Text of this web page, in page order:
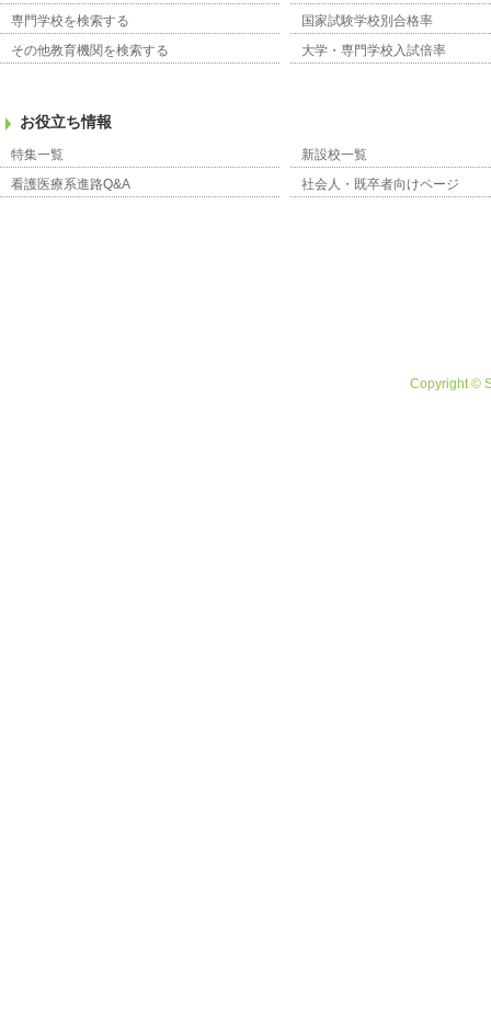
専門学校を検索する
その他教育機関を検索する
国家試験学校別合格率
大学・専門学校入試倍率
お役立ち情報
特集一覧
新設校一覧
看護医療系進路Q&A
社会人・既卒者向けページ
Copyright ©